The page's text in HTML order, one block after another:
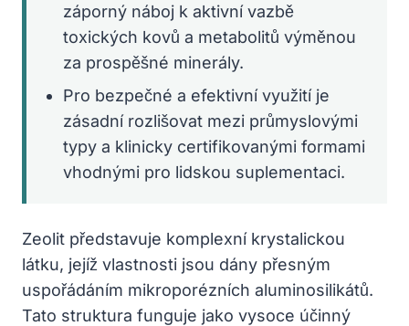
záporný náboj k aktivní vazbě
toxických kovů a metabolitů výměnou
za prospěšné minerály.
Pro bezpečné a efektivní využití je
zásadní rozlišovat mezi průmyslovými
typy a klinicky certifikovanými formami
vhodnými pro lidskou suplementaci.
Zeolit představuje komplexní krystalickou
látku, jejíž vlastnosti jsou dány přesným
uspořádáním mikroporézních aluminosilikátů.
Tato struktura funguje jako vysoce účinný